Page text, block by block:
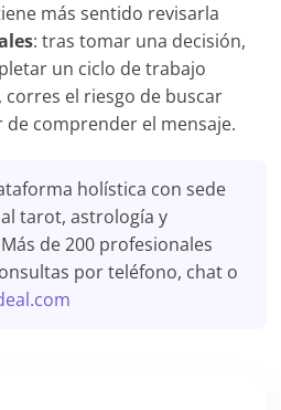
más sentido revisarla
: tras tomar una decisión,
un ciclo de trabajo
el riesgo de buscar
comprender el mensaje.
holística con sede
tarot, astrología y
de 200 profesionales
por teléfono, chat o